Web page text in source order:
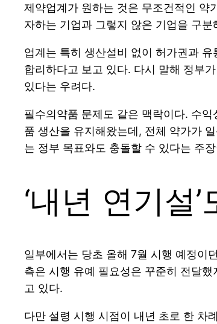
제약업계가 원하는 것은 무조건적인 약
자하는 기업과 그렇지 않은 기업을 구
업계는 특히 생산설비 없이 허가권과
합리하다고 보고 있다. 다시 말해 정부
있다는 우려다.
필수의약품 문제도 같은 맥락이다. 수
품 생산을 유지해왔는데, 전체 약가가
는 정부 목표와도 충돌할 수 있다는 주
‘내년 연기설
일부에서는 당초 올해 7월 시행 예정이
측은 시행 유예 필요성은 꾸준히 전달
고 있다.
다만 설령 시행 시점이 내년 초로 한 차